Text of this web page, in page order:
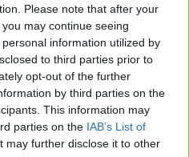
Please note that after your
may continue seeing
information utilized by
to third parties prior to
opt-out of the further
by third parties on the
This information may
parties on the IAB’s List of
may further disclose it to other